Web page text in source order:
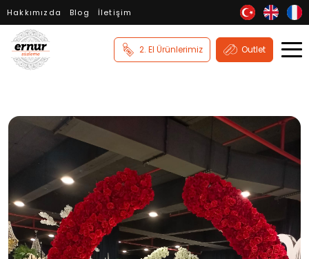
Hakkımızda Blog İletişim
2. El Ürünlerimiz Outlet